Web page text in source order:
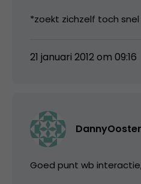
*zoekt zichzelf toch
21 januari 2012 om 09:16
Goed punt wb